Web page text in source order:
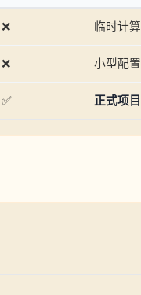
❌ 临时计算
❌ 小型配置
✅ 正式项目